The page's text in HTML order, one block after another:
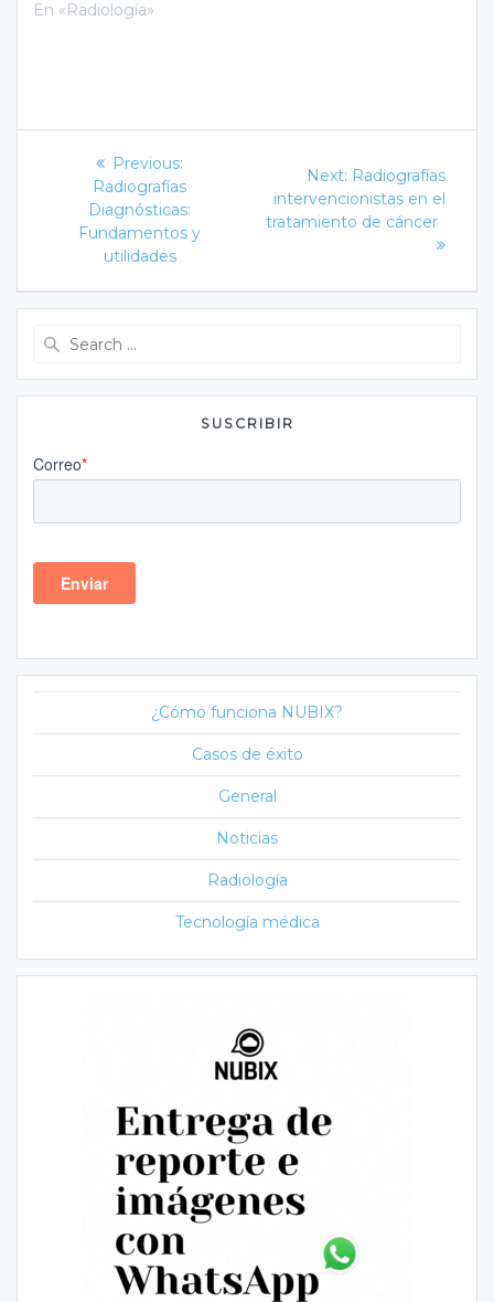
En «Radiología»
Navegación
entradas
Previous:
post:
Radiografías
Diagnósticas:
Fundamentos y
utilidades
Next: Next
post:
Radiografías
intervencionistas en el
tratamiento de cáncer
SUSCRIBIR
¿Cómo funciona NUBIX?
Casos de éxito
General
Noticias
Radiología
Tecnología médica